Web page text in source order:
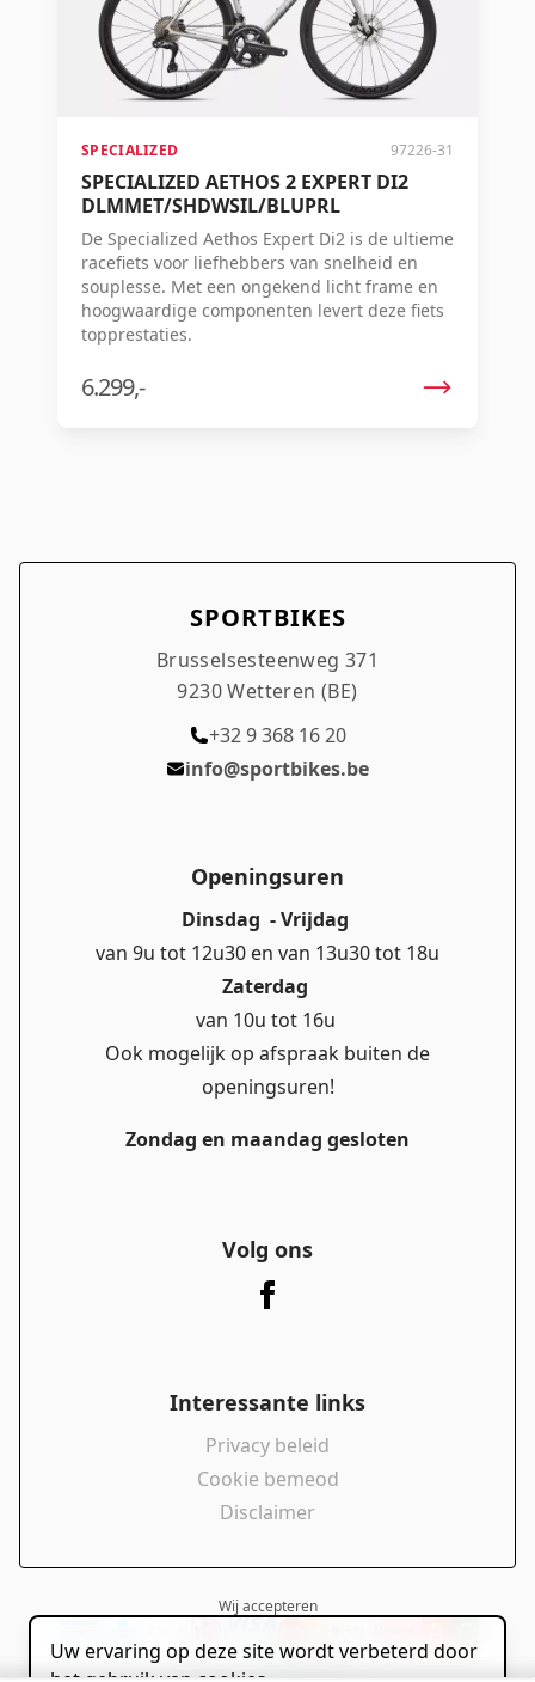
SPECIALIZED 97226-31
SPECIALIZED AETHOS 2 EXPERT DI2
DLMMET/SHDWSIL/BLUPRL
De Specialized Aethos Expert Di2 is de ultieme
racefiets voor liefhebbers van snelheid en
souplesse. Met een ongekend licht frame en
hoogwaardige componenten levert deze fiets
topprestaties.
6.299,-
SPORTBIKES
Brusselsesteenweg 371
9230 Wetteren (BE)
+32 9 368 16 20
info@sportbikes.be
Openingsuren
Dinsdag - Vrijdag
van 9u tot 12u30 en van 13u30 tot 18u
Zaterdag
van 10u tot 16u
Ook mogelijk op afspraak buiten de
openingsuren!
Zondag en maandag gesloten
Volg ons
Interessante links
Privacy beleid
Cookie bemeod
Disclaimer
Wij accepteren
powered by
Uw ervaring op deze site wordt verbeterd door